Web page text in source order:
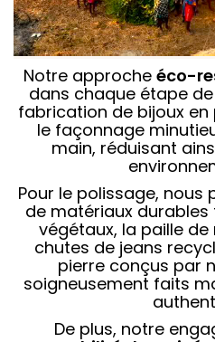
Notre approche éco-
dans chaque étape
fabrication de bijoux en
le façonnage
main, réduisant
Pour le polissage, nous
de matériaux
végétaux, la paille
chutes de jeans
pierre conçus par
soigneusement faits
De plus, notre